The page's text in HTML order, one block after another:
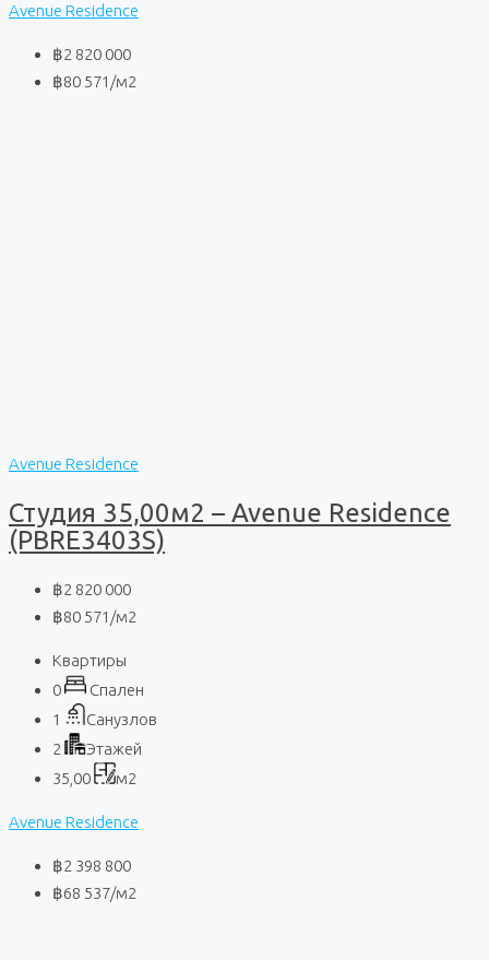
Avenue Residence
฿2 820 000
฿80 571 /м2
Avenue Residence
Студия 35,00м2 – Avenue Residence
(PBRE3403S)
฿2 820 000
฿80 571 /м2
Квартиры
0
Спален
1
Санузлов
2
Этажей
35,00
м2
Avenue Residence
฿2 398 800
฿68 537/м2